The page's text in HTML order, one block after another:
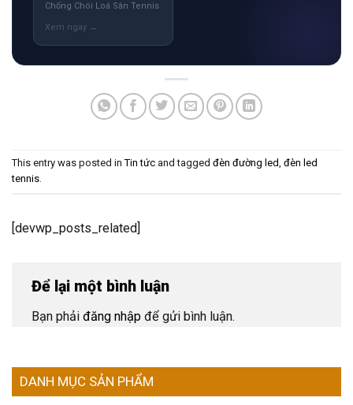
Chống Chói Loá Sân Tennis
This entry was posted inTin tức and tagged đèn đường led, đèn led
tennis.
[devwp_posts_related]
Để lại một bình luận
Bạn phải đăng nhập để gửi bình luận.
DANH MỤC SẢN PHẨM